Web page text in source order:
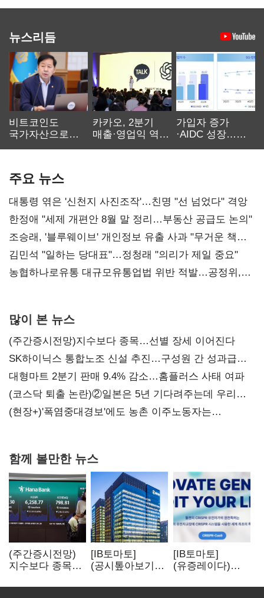
뉴스리듬
비트코인도
국가자산으로…'
카카오, 2분기
매출·영업익 역대
가입자 증가
·AIDC 성장…
주요 뉴스
대통령 엮은 '신천지 사진조작'…친명 "선 넘었다" 격앙
한정애 "세제 개편안 8월 말 정리…부동산 공급도 논의"
조승래, '블루웨이브' 개인정보 유출 사과 "무거운 책임
통감"
김민석 "일하는 당대표"…정청래 "의리가 제일 중요"
농협하나로유통 대규모유통업법 위반 적발…공정위,
많이 본 뉴스
(주간증시전망)지수보다 종목…선별 장세 이어진다
SK하이닉스 통합노조 신설 추진…구성원 간 성과급
불만 확산
대형마트 2분기 판매 9.4% 감소…홈플러스 사태 여파
(코스닥 퇴출 논란)②일본은 5년 기다려주는데 우리는
당장 퇴출?…시간만으론 부족한 코스닥 구하기
(현장+)'폭염중대경보'에도 농촌 이주노동자는
함께 볼만한 뉴스
(주간증시전망)
지수보다 종목…
이어진다
[IB토마토]
(공시톺아보기)
바로 매출로
[IB토마토]
(유증레이다)
3분의 1 토막…